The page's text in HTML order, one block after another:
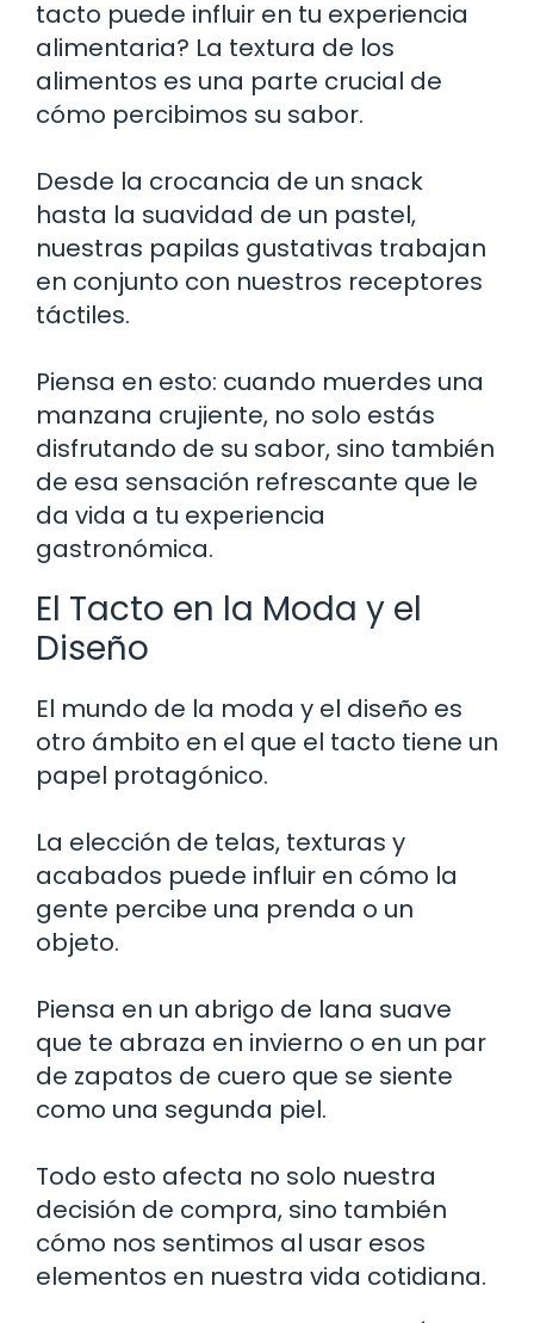
tacto puede influir en tu experiencia
alimentaria? La textura de los
alimentos es una parte crucial de
cómo percibimos su sabor.
Desde la crocancia de un snack
hasta la suavidad de un pastel,
nuestras papilas gustativas trabajan
en conjunto con nuestros receptores
táctiles.
Piensa en esto: cuando muerdes una
manzana crujiente, no solo estás
disfrutando de su sabor, sino también
de esa sensación refrescante que le
da vida a tu experiencia
gastronómica.
El Tacto en la Moda y el
Diseño
El mundo de la moda y el diseño es
otro ámbito en el que el tacto tiene un
papel protagónico.
La elección de telas, texturas y
acabados puede influir en cómo la
gente percibe una prenda o un
objeto.
Piensa en un abrigo de lana suave
que te abraza en invierno o en un par
de zapatos de cuero que se siente
como una segunda piel.
Todo esto afecta no solo nuestra
decisión de compra, sino también
cómo nos sentimos al usar esos
elementos en nuestra vida cotidiana.